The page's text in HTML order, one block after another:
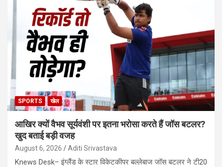
SPORTS खेल
आखिर क्यों वैभव सूर्यवंशी पर इतना भरोसा करते हैं जॉस बटलर?
खुद बताई बड़ी वजह
August 6, 2026 Aditi Srivastava
Knews Desk– इंग्लैंड के स्टार विकेटकीपर बल्लेबाज जॉस बटलर ने टी20